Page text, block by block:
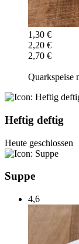
1,30 €
2,20 €
2,70 €
Quarkspeise
Heftig deftig
Heute geschlossen
Suppe
4,6